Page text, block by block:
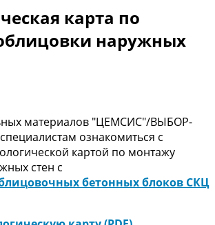
карта по
наружных
материалов "ЦЕМСИС"/ВЫБОР-
ознакомиться с
картой по монтажу
стен с
бетонных блоков СКЦ